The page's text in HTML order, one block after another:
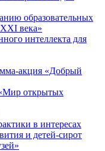
образовательных
века»
интеллекта для
акция «Добрый
открытых
в интересах
и детей-сирот